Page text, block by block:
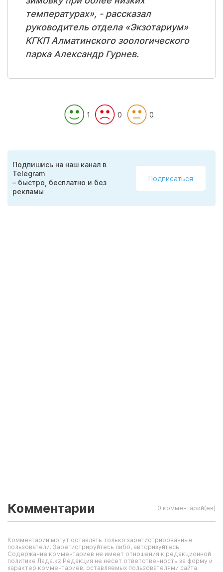
температурах», - рассказал
руководитель отдела «Экзотариум»
КГКП Алматинского зоологического
парка Александр Гурнев.
1 0 0
Подпишись на наш канал в
Telegram
– быстро, бесплатно и без
рекламы
Подписаться
Комментарии 0 комментарий(ев)
Комментарии могут оставлять только зарегистрированные
пользователи. Зарегистрируйтесь либо, авторизуйтесь.
Содержание комментариев не имеет отношения к редакционной
политике Лада.kz.Редакция не несет ответственность за форму и
характер комментариев, оставляемых пользователями сайта.